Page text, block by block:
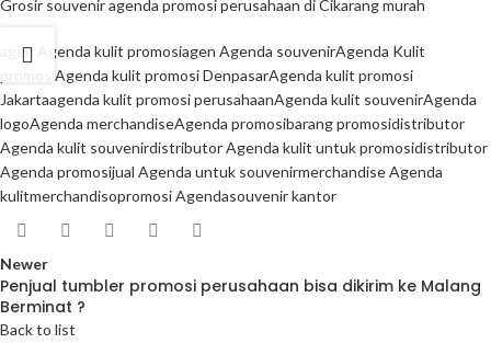
Grosir souvenir agenda promosi perusahaan di Cikarang murah
agen Agenda kulit promosiagen Agenda souvenirAgenda Kulit
Agenda kulit promosi DenpasarAgenda kulit promosi
Jakartaagenda kulit promosi perusahaanAgenda kulit souvenirAgenda
logoAgenda merchandiseAgenda promosibarang promosidistributor
Agenda kulit souvenirdistributor Agenda kulit untuk promosidistributor
Agenda promosijual Agenda untuk souvenirmerchandise Agenda
kulitmerchandisopromosi Agendasouvenir kantor
Newer
Penjual tumbler promosi perusahaan bisa dikirim ke Malang
Berminat ?
Back to list